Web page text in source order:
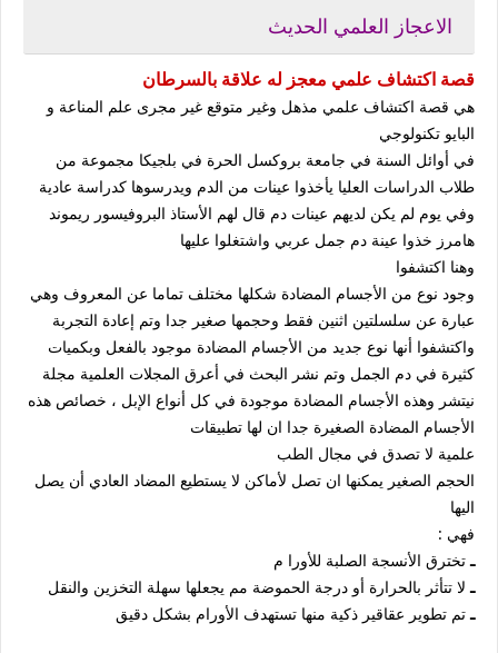
الاعجاز العلمي الحديث
قصة اكتشاف علمي معجز له علاقة بالسرطان
هي قصة اكتشاف علمي مذهل وغير متوقع غير مجرى علم المناعة و
البايو تكنولوجي
في أوائل السنة في جامعة بروكسل الحرة في بلجيكا مجموعة من
طلاب الدراسات العليا يأخذوا عينات من الدم ويدرسوها كدراسة عادية
وفي يوم لم يكن لديهم عينات دم قال لهم الأستاذ البروفيسور ريموند
هامرز خذوا عينة دم جمل عربي واشتغلوا عليها
وهنا اكتشفوا
وجود نوع من الأجسام المضادة شكلها مختلف تماما عن المعروف وهي
عبارة عن سلسلتين اثنين فقط وحجمها صغير جدا وتم إعادة التجربة
واكتشفوا أنها نوع جديد من الأجسام المضادة موجود بالفعل وبكميات
كثيرة في دم الجمل وتم نشر البحث في أعرق المجلات العلمية مجلة
نيتشر وهذه الأجسام المضادة موجودة في كل أنواع الإبل ، خصائص هذه
الأجسام المضادة الصغيرة جدا ان لها تطبيقات
علمية لا تصدق في مجال الطب
الحجم الصغير يمكنها ان تصل لأماكن لا يستطيع المضاد العادي أن يصل
اليها
فهي :
ـتخترق الأنسجة الصلبة للأورا م
ـ لا تتأثر بالحرارة أو درجة الحموضة مم يجعلها سهلة التخزين والنقل
ـتم تطوير عقاقير ذكية منها تستهدف الأورام بشكل دقيق